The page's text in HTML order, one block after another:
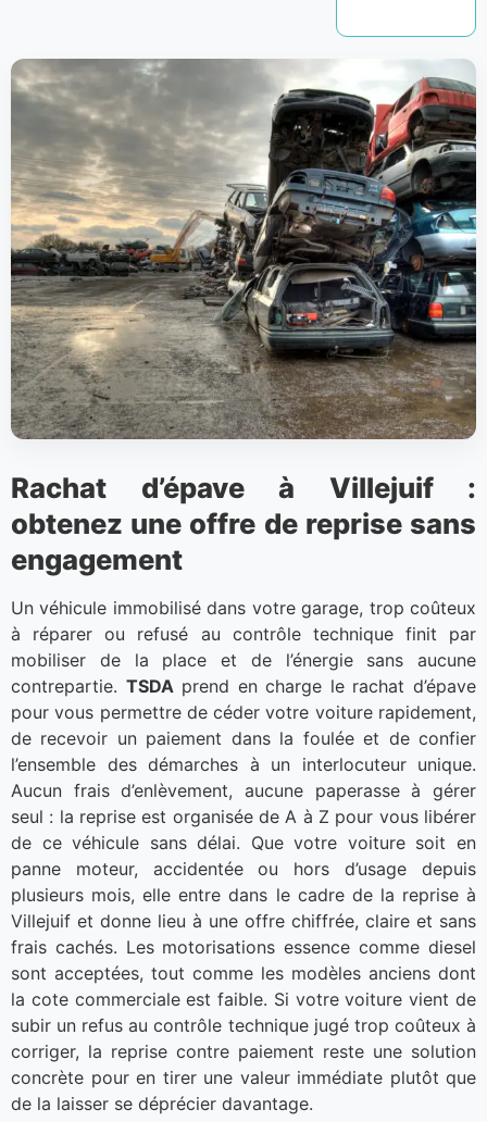
Rachat d’épave à Villejuif :
obtenez une offre de reprise sans
engagement
Un véhicule immobilisé dans votre garage, trop coûteux
à réparer ou refusé au contrôle technique finit par
mobiliser de la place et de l’énergie sans aucune
contrepartie. TSDAprend en charge le rachat d’épave
pour vous permettre de céder votre voiture rapidement,
de recevoir un paiement dans la foulée et de confier
l’ensemble des démarches à un interlocuteur unique.
Aucun frais d’enlèvement, aucune paperasse à gérer
seul : la reprise est organisée de A à Z pour vous libérer
de ce véhicule sans délai. Que votre voiture soit en
panne moteur, accidentée ou hors d’usage depuis
plusieurs mois, elle entre dans le cadre de la reprise à
Villejuif et donne lieu à une offre chiffrée, claire et sans
frais cachés. Les motorisations essence comme diesel
sont acceptées, tout comme les modèles anciens dont
la cote commerciale est faible. Si votre voiture vient de
subir un refus au contrôle technique jugé trop coûteux à
corriger, la reprise contre paiement reste une solution
concrète pour en tirer une valeur immédiate plutôt que
de la laisser se déprécier davantage.